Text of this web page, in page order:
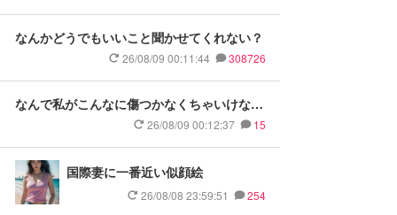
なんかどうでもいいこと聞かせてくれない？
26/08/09 00:11:44 308726
なんで私がこんなに傷つかなくちゃいけない
26/08/09 00:12:37 15
国際妻に一番近い似顔絵
26/08/08 23:59:51 254